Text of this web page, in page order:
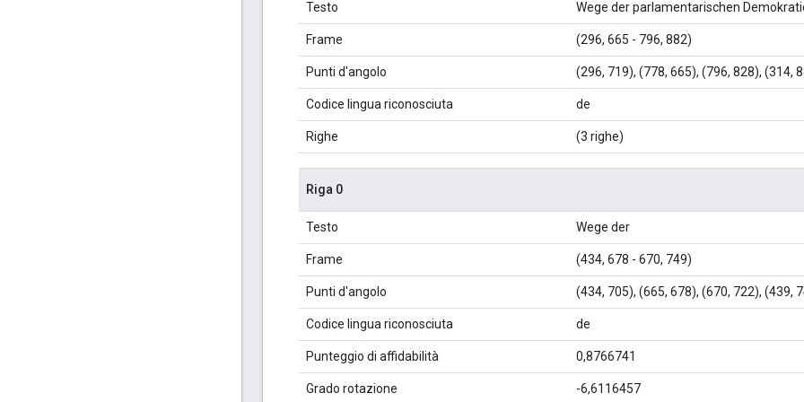
Testo Wege der parlamentarischen
Frame (296, 665 - 796, 882)
Punti d'angolo (296, 719), (778, 665), (796, 828), (314,
Codice lingua riconosciuta de
Righe (3 righe)
Riga 0
Testo Wege der
Frame (434, 678 - 670, 749)
Punti d'angolo (434, 705), (665, 678), (670, 722), (439,
Codice lingua riconosciuta de
Punteggio di affidabilità 0,8766741
Grado rotazione -6,6116457